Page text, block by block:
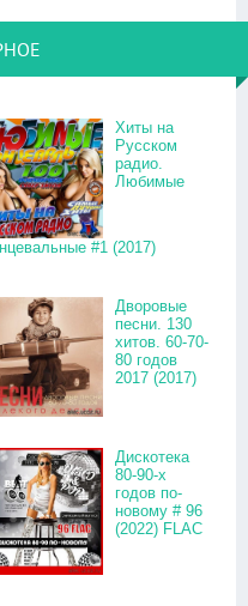
Хиты на
Русском
радио.
Любимые
#1 (2017)
Дворовые
песни. 130
хитов. 60-70-
80 годов
2017 (2017)
Дискотека
80-90-х
годов по-
новому # 96
(2022) FLAC